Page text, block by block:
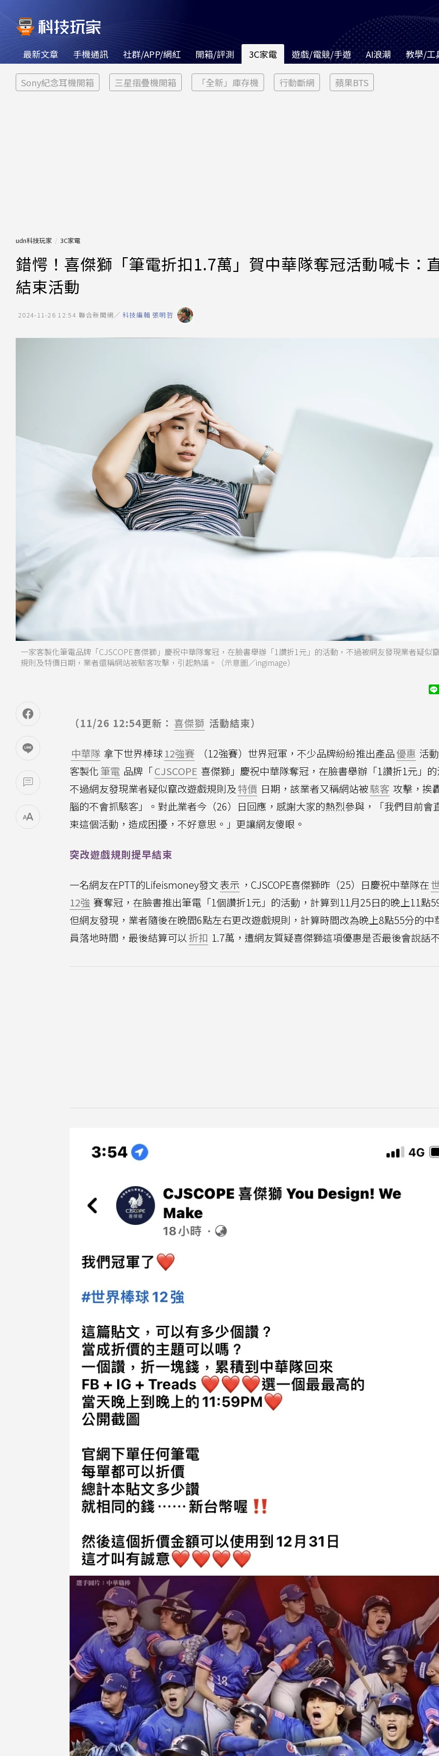
最新文章 手機通訊 社群/APP/網紅 開箱/評測 3C家電 遊戲/電競/手遊 AI浪潮 教學/工
Sony紀念耳機開箱 三星摺疊機開箱 「全新」庫存機 行動斷網 蘋果BTS
udn科技玩家 3C家電
錯愕！喜傑獅「筆電折扣1.7萬」賀中華隊奪冠活動喊卡：
結束活動
2024-11-26 12:54 聯合新聞網／ 科技編輯 張明哲
一家客製化筆電品牌「CJSCOPE喜傑獅」慶祝中華隊奪冠，在臉書舉辦「1讚折1元」的活動，不過被網友發現業者疑似
規則及特價日期，業者還稱網站被駭客攻擊，引起熱議。（示意圖／ingimage）
（11/26 12:54更新： 喜傑獅 活動結束）
中華隊 拿下世界棒球12強賽 （12強賽）世界冠軍，不少品牌紛紛推出產品優惠 活
客製化 筆電 品牌「CJSCOPE 喜傑獅」慶祝中華隊奪冠，在臉書舉辦「1讚折1元」
不過網友發現業者疑似竄改遊戲規則及特價 日期，該業者又稱網站被駭客 攻擊，挨
腦的不會抓駭客」。對此業者今（26）日回應，感謝大家的熱烈參與，「我們目前會
束這個活動，造成困擾，不好意思。」更讓網友傻眼。
突改遊戲規則提早結束
一名網友在PTT的Lifeismoney發文表示 ，CJSCOPE喜傑獅昨（25）日慶祝中華隊在
12強 賽奪冠，在臉書推出筆電「1個讚折1元」的活動，計算到11月25日的晚上11點
但網友發現，業者隨後在晚間6點左右更改遊戲規則，計算時間改為晚上8點55分的中
員落地時間，最後結算可以折扣 1.7萬，遭網友質疑喜傑獅這項優惠是否最後會說話